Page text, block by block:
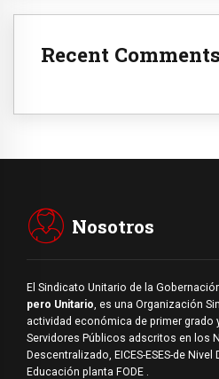
Recent Comments
Nosotros
El Sindicato Unitario de la
pero Unitario, es una Organización
actividad económica de primer grado
Servidores Públicos adscritos en los
Descentralizado, EICES-ESES-de
Educación planta FODE .